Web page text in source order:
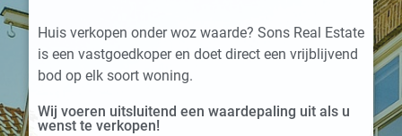
Huis verkopen onder woz waarde? Sons Real Estate
is een vastgoedkoper en doet direct een vrijblijvend
bod op elk soort woning.
Wij voeren uitsluitend een waardepaling uit als u
wenst te verkopen!